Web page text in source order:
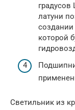
латуни
создании
которой
Светильник из